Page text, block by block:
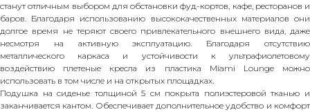
станут отличным выбором для обстановки фуд-кортов, кафе, ресторанов и
баров. Благодаря использованию высококачественных материалов они
долгое время не теряют своего привлекательного внешнего вида, даже
несмотря на активную эксплуатацию. Благодаря отсутствию
металлического каркаса и устойчивости к ультрафиолетовому
воздействию плетеные кресла из пластика Miami Lounge можно
использовать в том числе и на открытых площадках.
Подушка на сиденье толщиной 5 см покрыта полиэстеровой тканью и
заканчивается кантом. Обеспечивает дополнительное удобство и комфорт